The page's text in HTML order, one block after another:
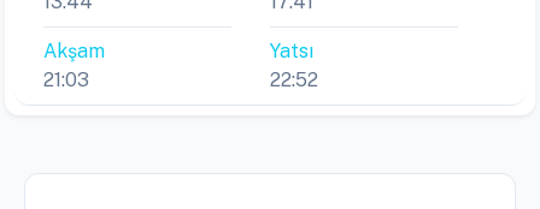
Akşam
21:03
Yatsı
22:52